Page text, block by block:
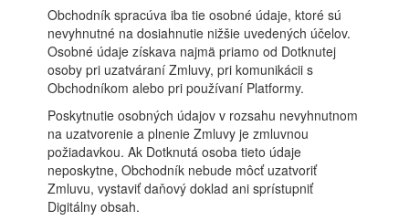
Obchodník spracúva iba tie osobné údaje, ktoré sú
nevyhnutné na dosiahnutie nižšie uvedených účelov.
Osobné údaje získava najmä priamo od Dotknutej
osoby pri uzatváraní Zmluvy, pri komunikácii s
Obchodníkom alebo pri používaní Platformy.
Poskytnutie osobných údajov v rozsahu nevyhnutnom
na uzatvorenie a plnenie Zmluvy je zmluvnou
požiadavkou. Ak Dotknutá osoba tieto údaje
neposkytne, Obchodník nebude môcť uzatvoriť
Zmluvu, vystaviť daňový doklad ani sprístupniť
Digitálny obsah.